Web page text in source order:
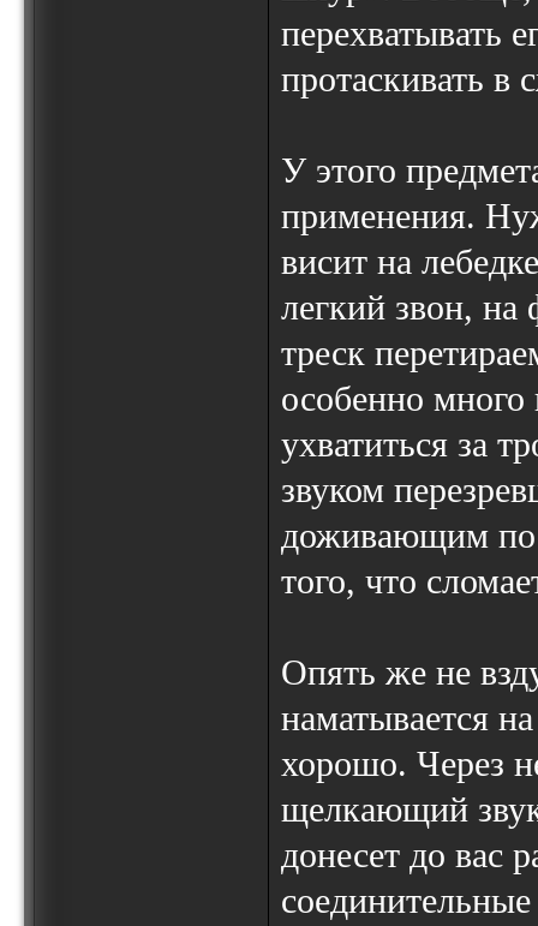
перехватывать
протаскивать в
У этого
применения.
висит на
легкий звон, на
треск
особенно много
ухватиться за
звуком
доживающим
того, что
Опять же не
наматывается
хорошо. Через
щелкающий
донесет до вас